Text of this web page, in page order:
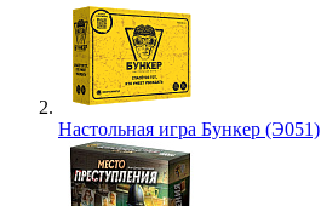
Настольная игра Бункер (Э051)